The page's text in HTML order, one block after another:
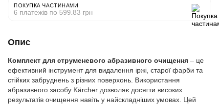
ПОКУПКА ЧАСТИНАМИ
6 платежів по 599.83 грн
Опис
Комплект для струменевого абразивного очищення – це
ефективний інструмент для видалення іржі, старої фарби та
стійких забруднень з різних поверхонь. Використання
абразивного засобу Kärcher дозволяє досягти високих
результатів очищення навіть у найскладніших умовах. Цей